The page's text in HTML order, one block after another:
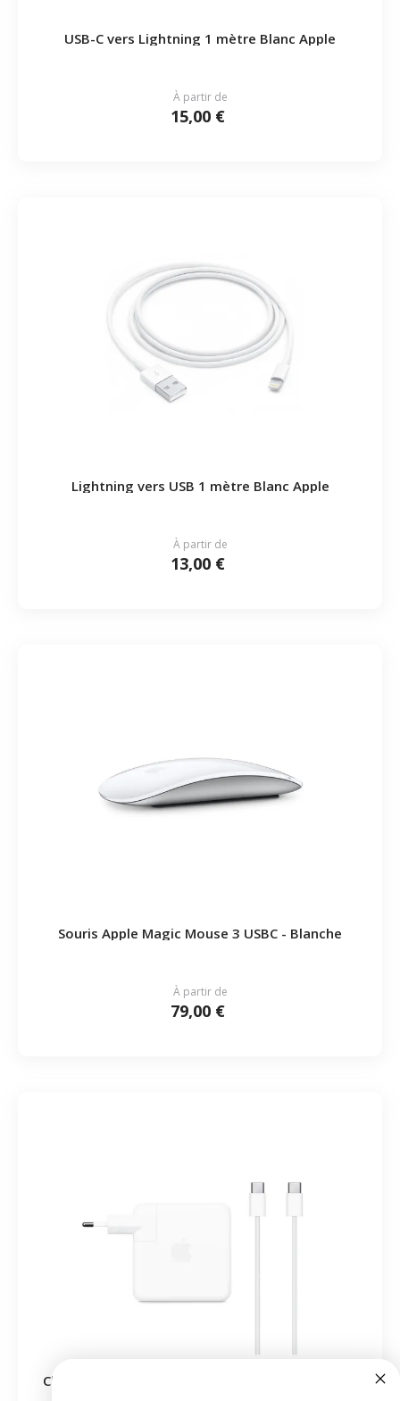
USB-C vers Lightning 1 mètre Blanc Apple
À partir de
15,00 €
Lightning vers USB 1 mètre Blanc Apple
À partir de
13,00 €
Souris Apple Magic Mouse 3 USBC - Blanche
À partir de
79,00 €
Chargeur MacBook Apple USBC 140W - MacBook